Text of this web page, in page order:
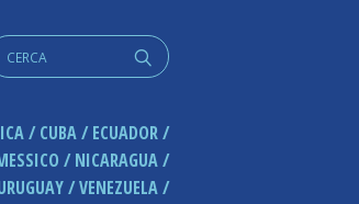
q
CUBA
ECUADOR
NICARAGUA
VENEZUELA